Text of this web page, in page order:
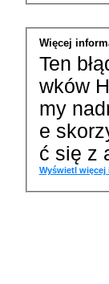
Więcej
Ten
wków
my
e
ć się z
Wyświetl więcej